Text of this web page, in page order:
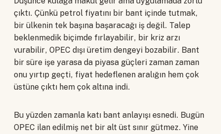
çıktı. Çünkü petrol fiyatını bir bant içinde tutmak,
bir ülkenin tek başına başaracağı iş değil. Talep
beklenmedik biçimde fırlayabilir, bir kriz arzı
vurabilir, OPEC dışı üretim dengeyi bozabilir. Bant
bir süre işe yarasa da piyasa güçleri zaman zaman
onu yırtıp geçti, fiyat hedeflenen aralığın hem çok
üstüne çıktı hem çok altına indi.
Bu yüzden zamanla katı bant anlayışı esnedi. Bugün
OPEC ilan edilmiş net bir alt üst sınır gütmez. Yine